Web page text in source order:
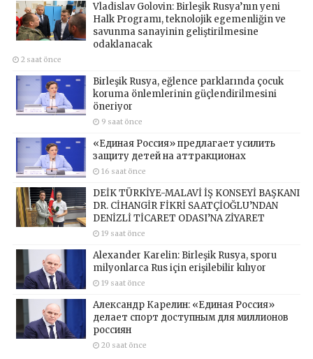
Vladislav Golovin: Birleşik Rusya’nın yeni
Halk Programı, teknolojik egemenliğin ve
savunma sanayinin geliştirilmesine
odaklanacak
2 saat önce
Birleşik Rusya, eğlence parklarında çocuk
koruma önlemlerinin güçlendirilmesini
öneriyor
9 saat önce
«Единая Россия» предлагает усилить
защиту детей на аттракционах
16 saat önce
DEİK TÜRKİYE-MALAVİ İŞ KONSEYİ BAŞKANI
DR. CİHANGİR FİKRİ SAATÇİOĞLU’NDAN
DENİZLİ TİCARET ODASI’NA ZİYARET
19 saat önce
Alexander Karelin: Birleşik Rusya, sporu
milyonlarca Rus için erişilebilir kılıyor
19 saat önce
Александр Карелин: «Единая Россия»
делает спорт доступным для миллионов
россиян
20 saat önce